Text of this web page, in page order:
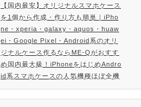
ルグッズを格安で1個から作れるME-
Q！ME-Q（メーク）とは、誰でも…
a・galaxy・aquos・huawe
i・Google Pixel・Android
系のオリジナルケース作るな
らME-Qがおすすめ
【国内最安】オリジナルスマホケース
を1個から作成・作り方も簡単｜iPho
ne・xperia・galaxy・aquos・huaw
ei・Google Pixel・Android系のオリ
ジナルケース作るならME-Qがおすす
め国内最大級！iPhoneをはじめAndro
id系スマホケースの人気機種ほぼ全機
種対応！オリジナルスマホケース。国
内最安＆国内最大級の品揃え！スマホ